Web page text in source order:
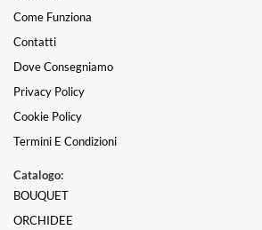
Come Funziona
Contatti
Dove Consegniamo
Privacy Policy
Cookie Policy
Termini E Condizioni
Catalogo:
BOUQUET
ORCHIDEE